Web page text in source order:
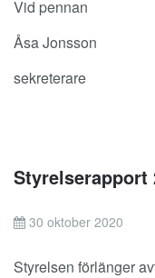
Vid pennan
Åsa Jonsson
sekreterare
Styrelserapport
30 oktober 2020
Styrelsen förlänger